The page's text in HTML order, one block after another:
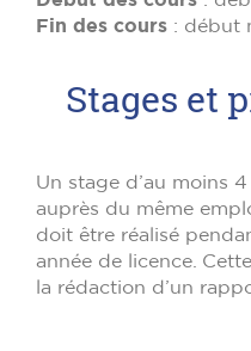
Fin des cours : début
Stages et
Un stage d’au moins
auprès du même
doit être réalisé
année de licence.
la rédaction d’un